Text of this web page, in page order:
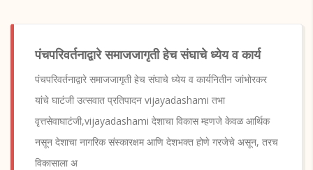
पंचपरिवर्तनाद्वारे समाजजागृती हेच संघाचे ध्येय व कार्य
पंचपरिवर्तनाद्वारे समाजजागृती हेच संघाचे ध्येय व कार्यनितीन जांभोरकर
यांचे घाटंजी उत्सवात प्रतिपादन vijayadashami तभा
वृत्तसेवाघाटंजी,vijayadashami देशाचा विकास म्हणजे केवळ आर्थिक
नसून देशाचा नागरिक संस्कारक्षम आणि देशभक्त होणे गरजेचे असून, तरच
विकासाला अ